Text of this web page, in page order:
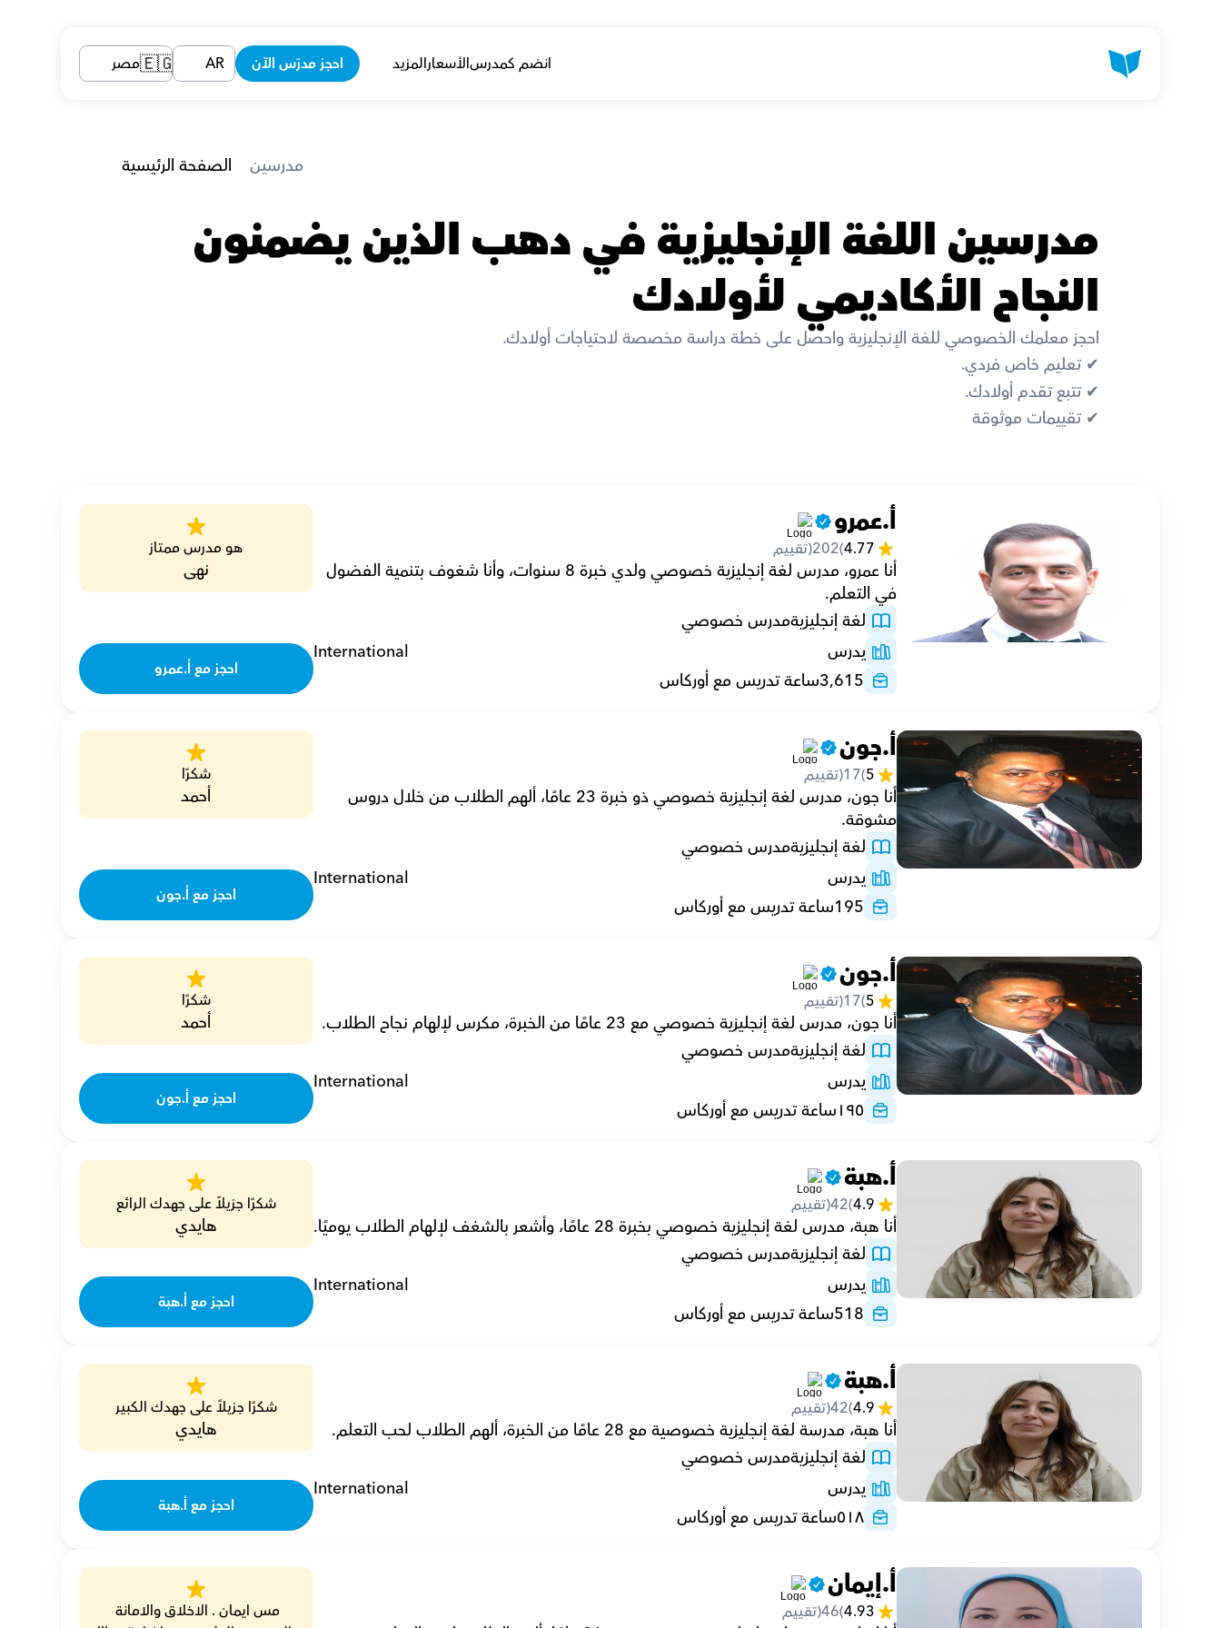
الصفحة الرئيسية مدرسين
النجاح الأكاديمي لأولادك
احجز معلمك الخصوصي للغة الإنجليزية واحصل على خطة دراسة مخصصة لاحتياجات أولادك.
✔︎ تعليم خاص فردي.
✔︎ تتبع تقدم أولادك.
✔︎ تقييمات موثوقة
أ.عمرو
4.77
(
202(تقييم
في التعلم.
لغة إنجليزيةمدرس خصوصي
يدرس
International
3,615ساعة تدريس مع أوركاس
هو مدرس ممتاز
نهى
احجز مع أ.عمرو
أ.جون
5
(
17(تقييم
مشوقة.
لغة إنجليزيةمدرس خصوصي
يدرس
International
195ساعة تدريس مع أوركاس
شكرًا
أحمد
احجز مع أ.جون
أ.جون
5
(
17(تقييم
أنا جون، مدرس لغة إنجليزية خصوصي مع 23 عامًا من الخبرة، مكرس لإلهام نجاح الطلاب.
لغة إنجليزيةمدرس خصوصي
يدرس
International
١٩٥ساعة تدريس مع أوركاس
شكرًا
أحمد
احجز مع أ.جون
أ.هبة
4.9
(
42(تقييم
أنا هبة، مدرس لغة إنجليزية خصوصي بخبرة 28 عامًا، وأشعر بالشغف لإلهام الطلاب يوميًا.
لغة إنجليزيةمدرس خصوصي
يدرس
International
518ساعة تدريس مع أوركاس
شكرًا جزيلاً على جهدك الرائع
هايدي
احجز مع أ.هبة
أ.هبة
4.9
(
42(تقييم
أنا هبة، مدرسة لغة إنجليزية خصوصية مع 28 عامًا من الخبرة، ألهم الطلاب لحب التعلم.
لغة إنجليزيةمدرس خصوصي
يدرس
International
٥١٨ساعة تدريس مع أوركاس
شكرًا جزيلاً على جهدك الكبير
هايدي
احجز مع أ.هبة
أ.إيمان
4.93
(
46(تقييم
مس ايمان . الاخلاق والامانة
انضم كمدرسالأسعارالمزيد احجز مدرّس الآن AR
🇪🇬مصر